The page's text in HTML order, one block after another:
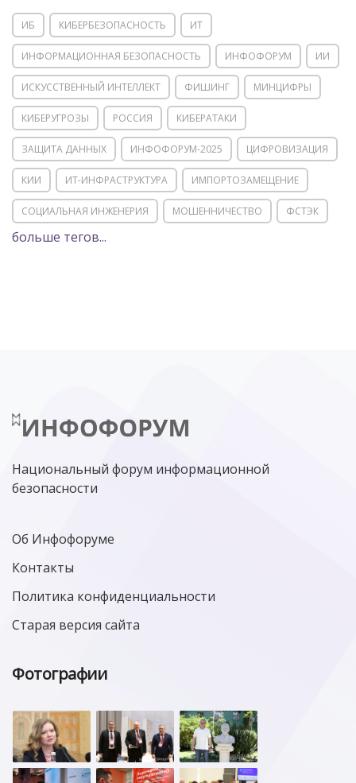
ИБ КИБЕРБЕЗОПАСНОСТЬ ИТ
ИНФОРМАЦИОННАЯ БЕЗОПАСНОСТЬ ИНФОФОРУМ ИИ
ИСКУССТВЕННЫЙ ИНТЕЛЛЕКТ ФИШИНГ МИНЦИФРЫ
КИБЕРУГРОЗЫ РОССИЯ КИБЕРАТАКИ
ЗАЩИТА ДАННЫХ ИНФОФОРУМ-2025 ЦИФРОВИЗАЦИЯ
КИИ ИТ-ИНФРАСТРУКТУРА ИМПОРТОЗАМЕЩЕНИЕ
СОЦИАЛЬНАЯ ИНЖЕНЕРИЯ МОШЕННИЧЕСТВО ФСТЭК
POSITIVE TECHNOLOGIES
МИНЦИФРЫ РОССИИ NGFW
больше тегов...
Национальный форум информационной
безопасности
Об Инфофоруме
Контакты
Политика конфиденциальности
Старая версия сайта
Фотографии